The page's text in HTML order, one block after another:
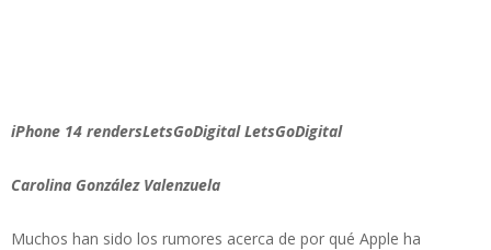
iPhone 14 rendersLetsGoDigital LetsGoDigital
Carolina González Valenzuela
Muchos han sido los rumores acerca de por qué Apple ha